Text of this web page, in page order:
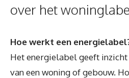
over het
Hoe werkt een
Het energielabel geeft
van een woning of gebouw.